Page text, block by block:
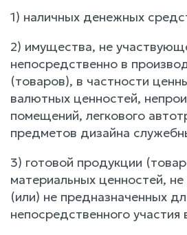
1) наличных денежных
2) имущества, не
непосредственно в
(товаров), в частности
валютных ценностей,
помещений, легкового
предметов дизайна
3) готовой продукции
материальных ценностей,
(или) не предназначенных
непосредственного участия